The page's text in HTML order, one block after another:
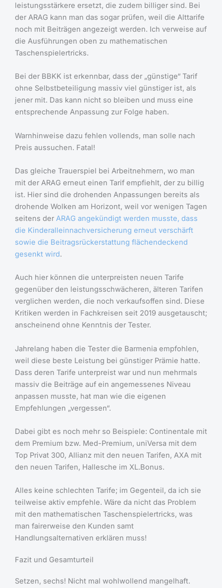
leistungsstärkere ersetzt, die zudem billiger sind. Bei
der ARAG kann man das sogar prüfen, weil die Alttarife
noch mit Beiträgen angezeigt werden. Ich verweise auf
die Ausführungen oben zu mathematischen
Taschenspielertricks.
Bei der BBKK ist erkennbar, dass der „günstige“ Tarif
ohne Selbstbeteiligung massiv viel günstiger ist, als
jener mit. Das kann nicht so bleiben und muss eine
entsprechende Anpassung zur Folge haben.
Warnhinweise dazu fehlen vollends, man solle nach
Preis aussuchen. Fatal!
Das gleiche Trauerspiel bei Arbeitnehmern, wo man
mit der ARAG erneut einen Tarif empfiehlt, der zu billig
ist. Hier sind die drohenden Anpassungen bereits als
drohende Wolken am Horizont, weil vor wenigen Tagen
seitens der ARAG angekündigt werden musste, dass
die Kinderalleinnachversicherung erneut verschärft
sowie die Beitragsrückerstattung flächendeckend
gesenkt wird.
Auch hier können die unterpreisten neuen Tarife
gegenüber den leistungsschwächeren, älteren Tarifen
verglichen werden, die noch verkaufsoffen sind. Diese
Kritiken werden in Fachkreisen seit 2019 ausgetauscht;
anscheinend ohne Kenntnis der Tester.
Jahrelang haben die Tester die Barmenia empfohlen,
weil diese beste Leistung bei günstiger Prämie hatte.
Dass deren Tarife unterpreist war und nun mehrmals
massiv die Beiträge auf ein angemessenes Niveau
anpassen musste, hat man wie die eigenen
Empfehlungen „vergessen“.
Dabei gibt es noch mehr so Beispiele: Continentale mit
dem Premium bzw. Med-Premium, uniVersa mit dem
Top Privat 300, Allianz mit den neuen Tarifen, AXA mit
den neuen Tarifen, Hallesche im XL.Bonus.
Alles keine schlechten Tarife; im Gegenteil, da ich sie
teilweise aktiv empfehle. Wäre da nicht das Problem
mit den mathematischen Taschenspielertricks, was
man fairerweise den Kunden samt
Handlungsalternativen erklären muss!
Fazit und Gesamturteil
Setzen, sechs! Nicht mal wohlwollend mangelhaft.